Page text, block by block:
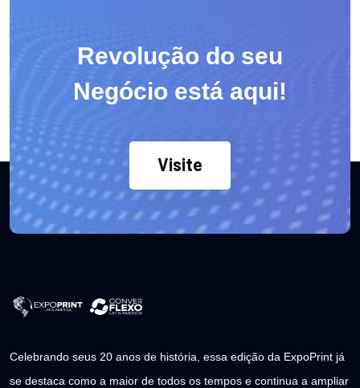
Revolução do seu
Negócio está aqui!
Visite
Celebrando seus 20 anos de história, essa edição da ExpoPrint já
se destaca como a maior de todos os tempos e continua a ampliar